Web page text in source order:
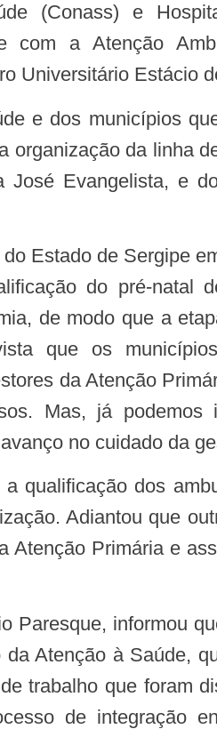
(Conass) e
com a Atenção
Universitário Estácio
da linha
Evangelista, e
do pré-natal
de modo que a
que os
da Atenção
Mas, já podemos
no cuidado da
Adiantou que
Atenção Primária e
Atenção à Saúde,
trabalho que foram
de integração